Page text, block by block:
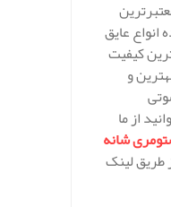
عایق
کیفیت
و
از ما
شانه
طریق لینک